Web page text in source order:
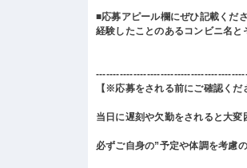
■応募アピール欄にぜひ記載くだ
経験したことのあるコンビニ名と
【※応募をされる前にご確認くだ
当日に遅刻や欠勤をされると大変
必ずご自身の”予定や体調を考慮